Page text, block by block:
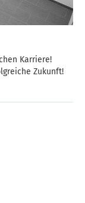
Karriere!
Zukunft!